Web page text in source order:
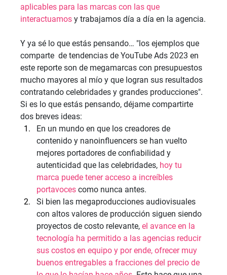
aplicables para las marcas con las que
interactuamos y trabajamos día a día en la agencia.
Y ya sé lo que estás pensando… "los ejemplos que
comparte  de tendencias de YouTube Ads 2023 en
este reporte son de megamarcas con presupuestos
mucho mayores al mío y que logran sus resultados
contratando celebridades y grandes producciones".
Si es lo que estás pensando, déjame compartirte
dos breves ideas:
En un mundo en que los creadores de
contenido y nanoinfluencers se han vuelto
mejores portadores de confiabilidad y
autenticidad que las celebridades, ​hoy tu
marca puede tener acceso a increíbles
portavoces como nunca antes.
Si bien las megaproducciones audiovisuales
con altos valores de producción siguen siendo
proyectos de costo relevante, el avance en la
tecnología ha permitido a las agencias reducir
sus costos en equipo y por ende, ofrecer muy
buenos entregables a fracciones del precio de